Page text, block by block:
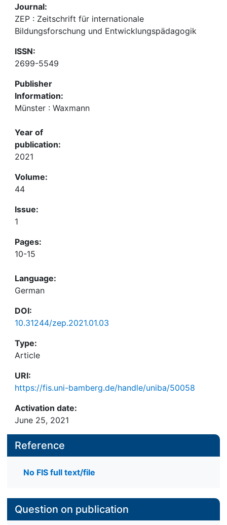
Journal:
ZEP : Zeitschrift für internationale
Bildungsforschung und Entwicklungspädagogik
ISSN:
2699-5549
Publisher
Information:
Münster : Waxmann
Year of
publication:
2021
Volume:
44
Issue:
1
Pages:
10-15
Language:
German
DOI:
10.31244/zep.2021.01.03
Type:
Article
URI:
https://fis.uni-bamberg.de/handle/uniba/50058
Activation date:
June 25, 2021
Reference
No FIS full text/file
Question on publication